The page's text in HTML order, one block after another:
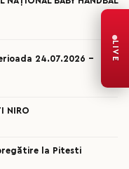
24.07.2026 –
NIRO
la Pitesti
LIVE